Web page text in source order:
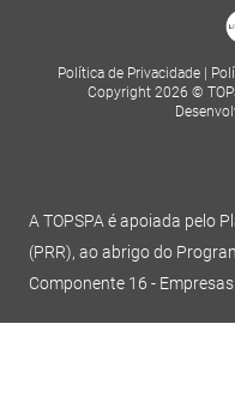
Política de Privacidade
Copyright 2026 ©
A TOPSPA é apoiada pelo
(PRR), ao abrigo do
Componente 16 - Empresas